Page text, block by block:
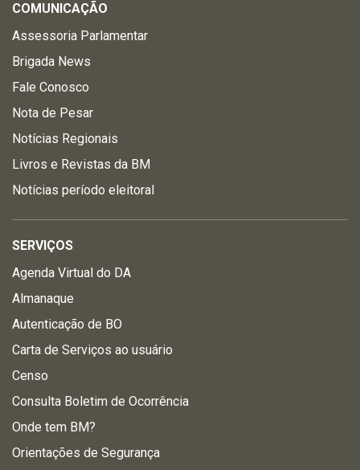
COMUNICAÇÃO
Assessoria Parlamentar
Brigada News
Fale Conosco
Nota de Pesar
Notícias Regionais
Livros e Revistas da BM
Notícias período eleitoral
SERVIÇOS
Agenda Virtual do DA
Almanaque
Autenticação de BO
Carta de Serviços ao usuário
Censo
Consulta Boletim de Ocorrência
Onde tem BM?
Orientações de Segurança